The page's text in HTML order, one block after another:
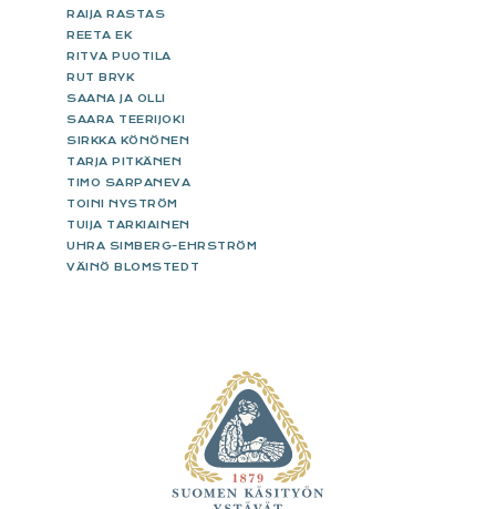
RAIJA RASTAS
REETA EK
RITVA PUOTILA
RUT BRYK
SAANA JA OLLI
SAARA TEERIJOKI
SIRKKA KÖNÖNEN
TARJA PITKÄNEN
TIMO SARPANEVA
TOINI NYSTRÖM
TUIJA TARKIAINEN
UHRA SIMBERG-EHRSTRÖM
VÄINÖ BLOMSTEDT